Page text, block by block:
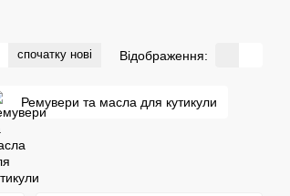
спочатку нові Відображення:
Ремувери та масла для кутикули